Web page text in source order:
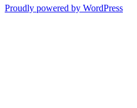
Proudly powered by WordPress